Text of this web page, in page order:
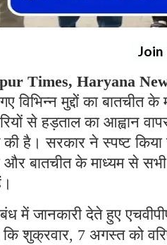
Times, Haryana
विभिन्न मुद्दों का बातचीत
से हड़ताल का आह्वान
है। सरकार ने स्पष्ट किया है
और बातचीत के माध्यम से
में जानकारी देते हुए
कि शुक्रवार, 7 अगस्त को